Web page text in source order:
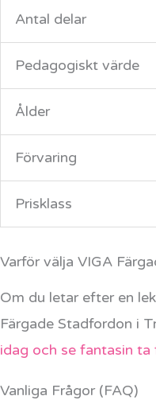
Antal delar
Pedagogiskt värde
Ålder
Förvaring
Prisklass
Varför välja VIGA
Om du letar efter en
Färgade Stadfordon i
idag och se fantasin ta
Vanliga Frågor (FAQ)